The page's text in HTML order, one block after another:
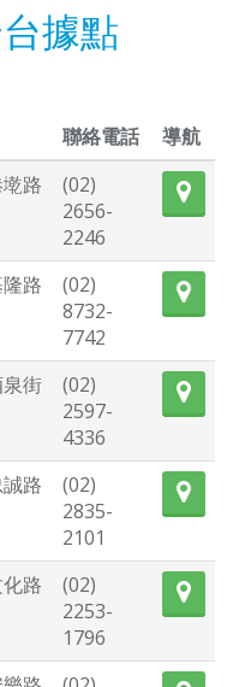
據點
聯絡電話
導航
路
(02)
2656-
2246
路
(02)
8732-
7742
街
(02)
2597-
4336
路
(02)
2835-
2101
路
(02)
2253-
1796